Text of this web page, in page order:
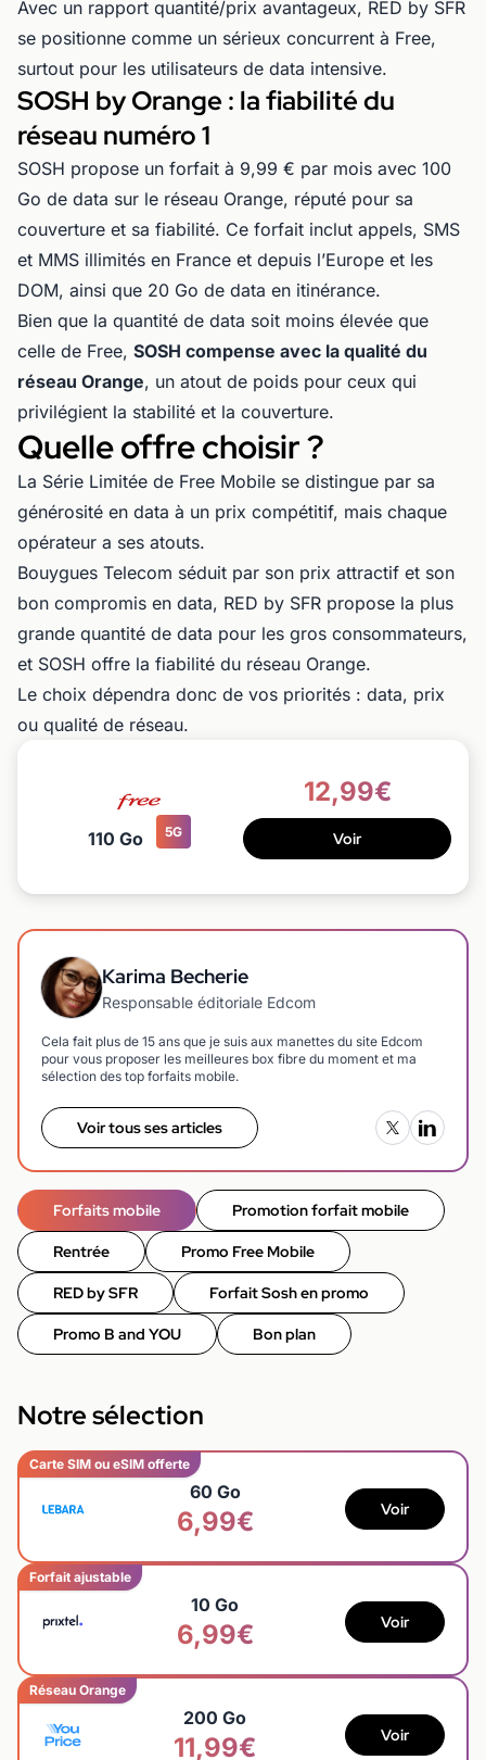
Avec un rapport quantité/prix avantageux, RED by SFR
se positionne comme un sérieux concurrent à Free,
surtout pour les utilisateurs de data intensive.
SOSH by Orange : la fiabilité du
réseau numéro 1
SOSH propose un forfait à 9,99 € par mois avec 100
Go de data sur le réseau Orange, réputé pour sa
couverture et sa fiabilité. Ce forfait inclut appels, SMS
et MMS illimités en France et depuis l’Europe et les
DOM, ainsi que 20 Go de data en itinérance.
Bien que la quantité de data soit moins élevée que
celle de Free, SOSH compense avec la qualité du
réseau Orange, un atout de poids pour ceux qui
privilégient la stabilité et la couverture.
Quelle offre choisir ?
La Série Limitée de Free Mobile se distingue par sa
générosité en data à un prix compétitif, mais chaque
opérateur a ses atouts.
Bouygues Telecom séduit par son prix attractif et son
bon compromis en data, RED by SFR propose la plus
grande quantité de data pour les gros consommateurs,
et SOSH offre la fiabilité du réseau Orange.
Le choix dépendra donc de vos priorités : data, prix
ou qualité de réseau.
110 Go 5G
12,99€
Voir
Karima Becherie
Responsable éditoriale Edcom
Cela fait plus de 15 ans que je suis aux manettes du site Edcom
pour vous proposer les meilleures box fibre du moment et ma
sélection des top forfaits mobile.
Voir tous ses articles
Forfaits mobile Promotion forfait mobile
Rentrée Promo Free Mobile
RED by SFR Forfait Sosh en promo
Promo B and YOU Bon plan
Notre sélection
Carte SIM ou eSIM offerte
60 Go
6,99€ Voir
Forfait ajustable
10 Go
6,99€ Voir
Réseau Orange
200 Go
11,99€ Voir